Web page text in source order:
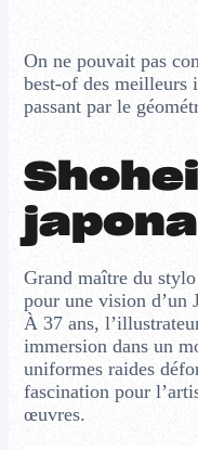
On ne pouvait pas
best-of des meilleurs
passant par le
Grand maître du
pour une vision d’un
À 37 ans,
immersion dans un
uniformes raides
fascination pour
œuvres.